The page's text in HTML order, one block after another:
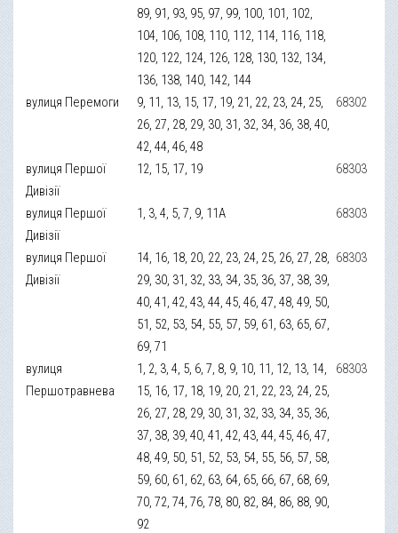
89, 91, 93, 95, 97, 99, 100, 101, 102,
104, 106, 108, 110, 112, 114, 116, 118,
120, 122, 124, 126, 128, 130, 132, 134,
136, 138, 140, 142, 144
вулиця Перемоги
9, 11, 13, 15, 17, 19, 21, 22, 23, 24, 25,
26, 27, 28, 29, 30, 31, 32, 34, 36, 38, 40,
42, 44, 46, 48
68302
вулиця Першої
Дивізії
12, 15, 17, 19 68303
вулиця Першої
Дивізії
1, 3, 4, 5, 7, 9, 11А 68303
вулиця Першої
Дивізії
14, 16, 18, 20, 22, 23, 24, 25, 26, 27, 28,
29, 30, 31, 32, 33, 34, 35, 36, 37, 38, 39,
40, 41, 42, 43, 44, 45, 46, 47, 48, 49, 50,
51, 52, 53, 54, 55, 57, 59, 61, 63, 65, 67,
69, 71
68303
вулиця
Першотравнева
1, 2, 3, 4, 5, 6, 7, 8, 9, 10, 11, 12, 13, 14,
15, 16, 17, 18, 19, 20, 21, 22, 23, 24, 25,
26, 27, 28, 29, 30, 31, 32, 33, 34, 35, 36,
37, 38, 39, 40, 41, 42, 43, 44, 45, 46, 47,
48, 49, 50, 51, 52, 53, 54, 55, 56, 57, 58,
59, 60, 61, 62, 63, 64, 65, 66, 67, 68, 69,
70, 72, 74, 76, 78, 80, 82, 84, 86, 88, 90,
92
68303